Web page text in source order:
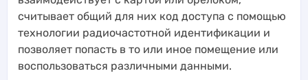
считывает общий для них код доступа с помощью
технологии радиочастотной идентификации и
позволяет попасть в то или иное помещение или
воспользоваться различными данными.